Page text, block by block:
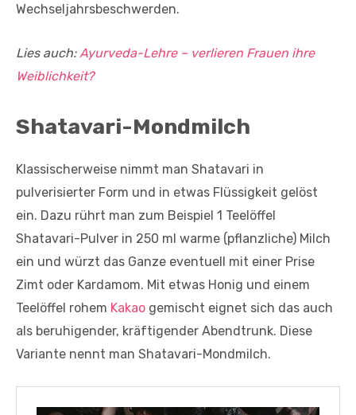
Wechseljahrsbeschwerden.
Lies auch: Ayurveda-Lehre – verlieren Frauen ihre
Weiblichkeit?
Shatavari-Mondmilch
Klassischerweise nimmt man Shatavari in
pulverisierter Form und in etwas Flüssigkeit gelöst
ein. Dazu rührt man zum Beispiel 1 Teelöffel
Shatavari-Pulver in 250 ml warme (pflanzliche) Milch
ein und würzt das Ganze eventuell mit einer Prise
Zimt oder Kardamom. Mit etwas Honig und einem
Teelöffel rohem Kakao gemischt eignet sich das auch
als beruhigender, kräftigender Abendtrunk. Diese
Variante nennt man Shatavari-Mondmilch.